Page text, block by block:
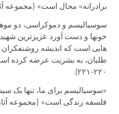
برادرانه» محال است» (مجموعه آثار ۲۰، ص
سوسیالیسم و دموکراسی، دو
خونها و دست آورد عزیزترین
هایی است که اندیشه روشنفکران
۲۲۰-۲۲۱).
«سوسیالیسم برای ما، تنها یک
فلسفه زندگی است» (مجموعه آثار ۱۰، ص ۸۰).